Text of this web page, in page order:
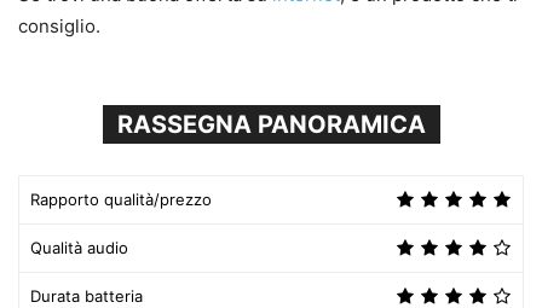
consiglio.
RASSEGNA PANORAMICA
Rapporto qualità/prezzo
Qualità audio
Durata batteria